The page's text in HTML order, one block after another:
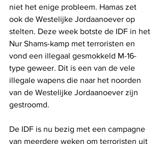
niet het enige probleem. Hamas zet
ook de Westelijke Jordaanoever op
stelten. Deze week botste de IDF in het
Nur Shams-kamp met terroristen en
vond een illegaal gesmokkeld M-16-
type geweer. Dit is een van de vele
illegale wapens die naar het noorden
van de Westelijke Jordaanoever zijn
gestroomd.
De IDF is nu bezig met een campagne
van meerdere weken om terroristen uit